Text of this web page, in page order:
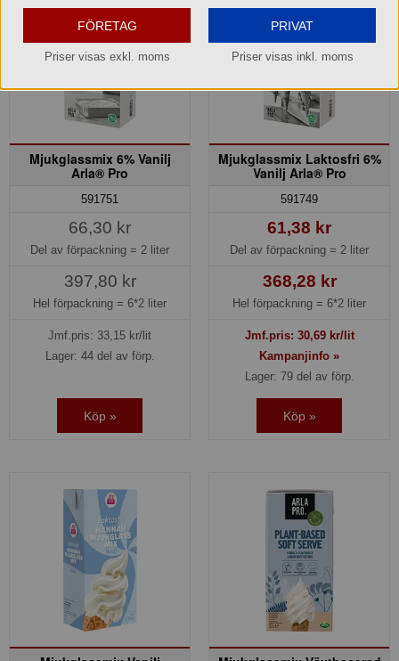
Mjukglassmix 6% Vanilj
Arla® Pro
591751
66,30 kr
Del av förpackning = 2 liter
397,80 kr
Hel förpackning = 6*2 liter
Jmf.pris: 33,15 kr/lit
Lager: 44 del av förp.
Köp »
Mjukglassmix Laktosfri 6%
Vanilj Arla® Pro
591749
61,38 kr
Del av förpackning = 2 liter
368,28 kr
Hel förpackning = 6*2 liter
Jmf.pris: 30,69kr/lit
Kampanjinfo »
Lager: 79 del av förp.
Köp »
FÖRETAG
Priser visas exkl. moms
PRIVAT
Priser visas inkl. moms